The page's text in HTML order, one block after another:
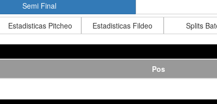
Semi Final
Estadisticas Pitcheo Estadisticas Fildeo Splits
Pos